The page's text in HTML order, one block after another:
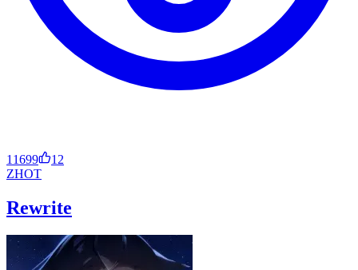
11699
12
ZHOT
Rewrite